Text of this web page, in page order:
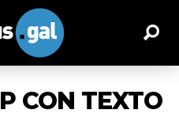
CON TEXTO